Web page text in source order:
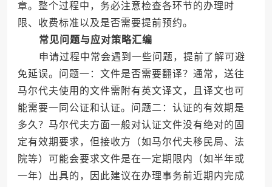
章。整个过程中，务必注意检查各环节的办理时
限、收费标准以及是否需要提前预约。
常见问题与应对策略汇编
申请过程中常会遇到一些问题，提前了解可避
免延误。问题一：文件是否需要翻译？通常，送往
马尔代夫使用的文件需附有英文译文，且译文也可
能需要一同公证和认证。问题二：认证的有效期是
多久？马尔代夫方面一般对认证文件没有绝对的固
定有效期要求，但接收方（如马尔代夫移民局、法
院等）可能会要求文件是在一定期限内（如半年或
一年）出具的，因此建议在办理事务前近期内完成